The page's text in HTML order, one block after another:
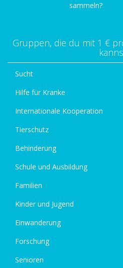
sammeln?
Gruppen, die du mit 1 €
Sucht
Hilfe für Kranke
Internationale Kooperation
Tierschutz
Behinderung
Schule und Ausbildung
Familien
Kinder und Jugend
Einwanderung
Forschung
Senioren